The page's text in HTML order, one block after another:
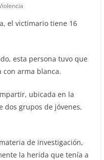
el victimario tiene 16
esta persona tuvo que
arma blanca.
ubicada en la
dos grupos de jóvenes,
de investigación,
la herida que tenía a